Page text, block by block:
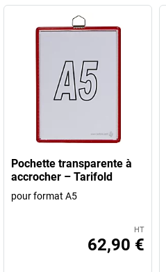
Pochette transparente à
accrocher – Tarifold
pour format A5
HT
62,90 €